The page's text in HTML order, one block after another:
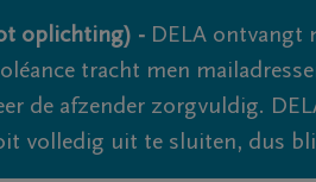
oplichting) - DELA ontvangt
tracht men
de afzender zorgvuldig.
volledig uit te sluiten, dus